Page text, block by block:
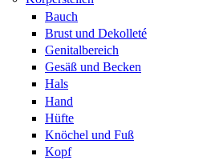
Bauch
Brust und Dekolleté
Genitalbereich
Gesäß und Becken
Hals
Hand
Hüfte
Knöchel und Fuß
Kopf